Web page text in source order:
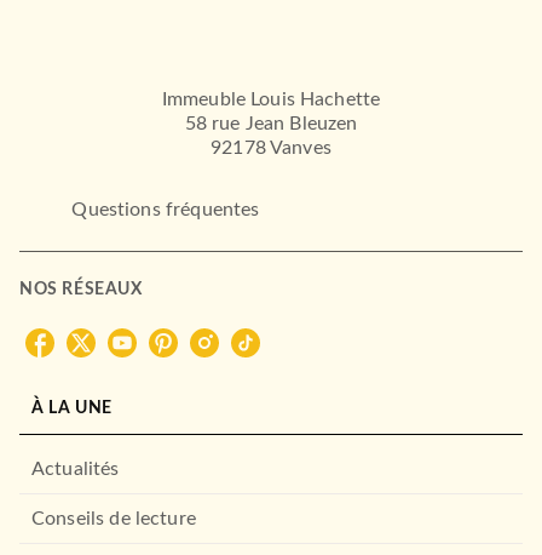
Immeuble Louis Hachette
58 rue Jean Bleuzen
92178 Vanves
Questions fréquentes
NOS RÉSEAUX
À LA UNE
Actualités
Conseils de lecture